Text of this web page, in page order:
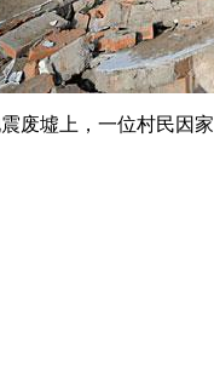
废墟上，一位村民因